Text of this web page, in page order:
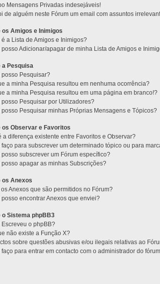
Mensagens Privadas indesejáveis!
de alguém neste Fórum um email com assuntos
os Amigos e Inimigos
é a Lista de Amigos e Inimigos?
posso Adicionar/apagar de minha Lista de Amigos e
a Pesquisa
posso Pesquisar?
a minha Pesquisa resultou em nenhuma ocorrência?
a minha Pesquisa resultou em uma página em branco!?
posso Pesquisar por Utilizadores?
posso Pesquisar minhas Próprias Mensagens e Tópicos?
os Observar e Favoritos
a diferença existente entre Favoritos e Observar?
faço para subscrever um determinado tópico ou para
posso subscrever um Fórum específico?
posso apagar as minhas Subscrições?
os Anexos
Anexos que são permitidos no Fórum?
posso encontrar Anexos que enviei?
o Sistema phpBB3
Escreveu o phpBB?
não existe a Função X?
sobre questões abusivas e/ou ilegais relativas ao
faço para entrar em contacto com o administrador do